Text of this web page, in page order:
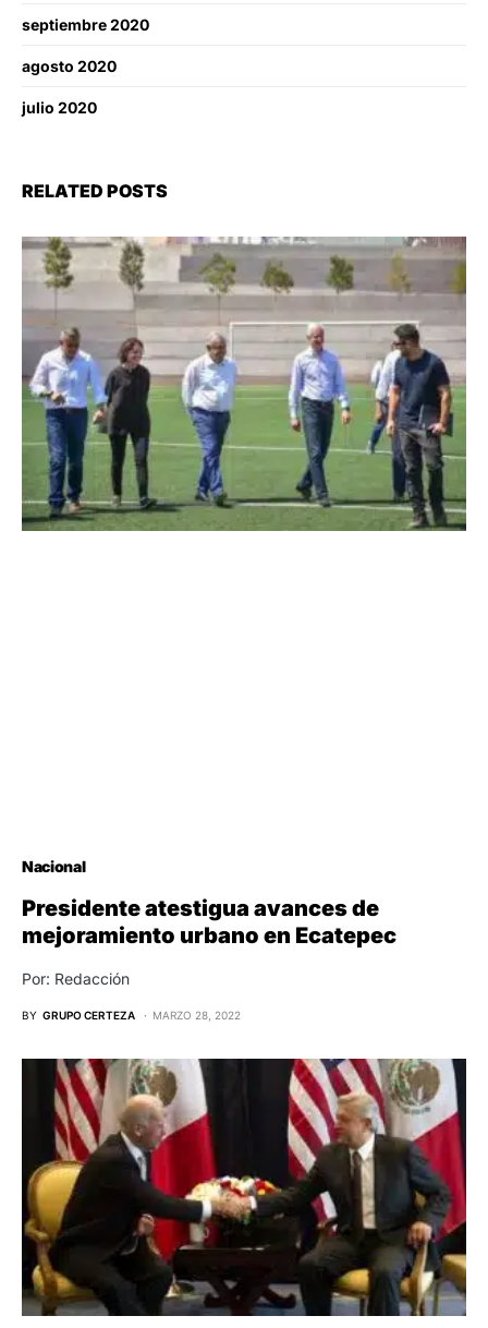
septiembre 2020
agosto 2020
julio 2020
RELATED POSTS
Nacional
Presidente atestigua avances de
mejoramiento urbano en Ecatepec
Por: Redacción
BY GRUPO CERTEZA MARZO 28, 2022